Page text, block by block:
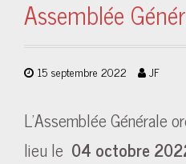
Assemblée
15 septembre 2022 JF
L’Assemblée Générale
lieu le 04 octobre